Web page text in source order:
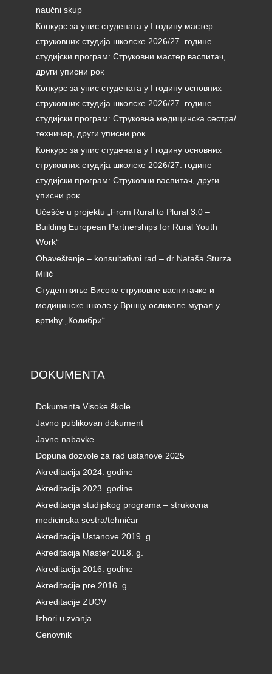
naučni skup
Конкурс за упис студената у I годину мастер
струковних студија школске 2026/27. године –
студијски програм: Струковни мастер васпитач,
други уписни рок
Конкурс за упис студената у I годину основних
струковних студија школске 2026/27. године –
студијски програм: Струковна медицинска сестра/
техничар, други уписни рок
Конкурс за упис студената у I годину основних
струковних студија школске 2026/27. године –
студијски програм: Струковни васпитач, други
уписни рок
Učešće u projektu „From Rural to Plural 3.0 –
Building European Partnerships for Rural Youth
Work“
Obaveštenje – konsultativni rad – dr Nataša Sturza
Milić
Студенткиње Високе струковне васпитачке и
медицинске школе у Вршцу осликале мурал у
вртићу „Колибри“
DOKUMENTA
Dokumenta Visoke škole
Javno publikovan dokument
Javne nabavke
Dopuna dozvole za rad ustanove 2025
Akreditacija 2024. godine
Akreditacija 2023. godine
Akreditacija studijskog programa – strukovna
medicinska sestra/tehničar
Akreditacija Ustanove 2019. g.
Akreditacija Master 2018. g.
Akreditacija 2016. godine
Akreditacije pre 2016. g.
Akreditacije ZUOV
Izbori u zvanja
Cenovnik